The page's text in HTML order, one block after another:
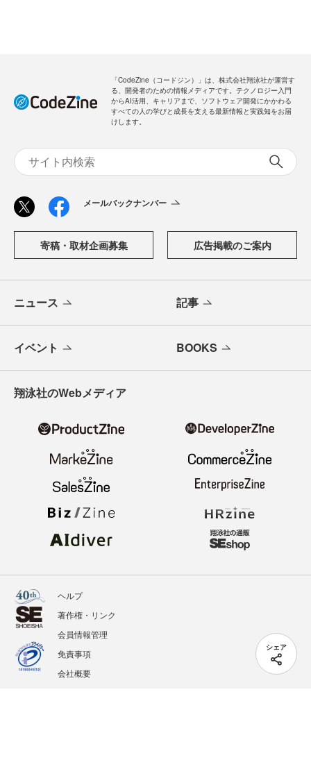
シェア
「CodeZine（コードジン）」は、株式会社翔泳社が運営す
る、開発者のための情報メディアです。テクノロジー入門
からAI活用、キャリアまで、ソフトウェア開発にかかわる
すべての人の学びと成長を支える最新情報と実践知をお届
けします。
メールバックナンバー
寄稿・取材企画募集 広告掲載のご案内
ニュース 記事
イベント BOOKS
翔泳社のWebメディア
ヘルプ
著作権・リンク
会員情報管理
免責事項
会社概要